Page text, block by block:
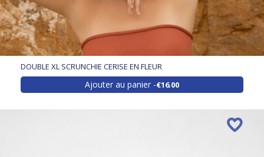
DOUBLE XL SCRUNCHIE CERISE EN FLEUR
Ajouter au panier €16.00